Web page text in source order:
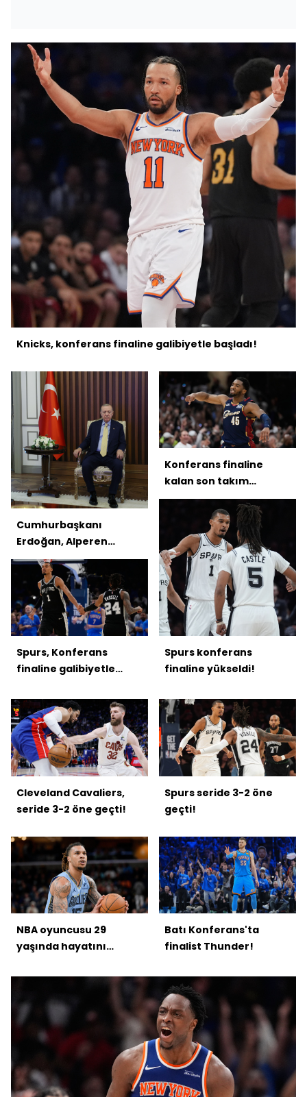
Knicks, konferans finaline galibiyetle başladı!
Cumhurbaşkanı
Erdoğan, Alperen
Şengün'ü kabul etti
Spurs, Konferans
finaline galibiyetle
Konferans finaline
kalan son takım
Cavaliers!
Spurs konferans
finaline yükseldi!
Cleveland Cavaliers,
seride 3-2 öne geçti!
Spurs seride 3-2 öne
geçti!
NBA oyuncusu 29
yaşında hayatını
Batı Konferans'ta
finalist Thunder!